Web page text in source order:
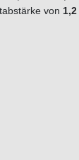
von 1,2